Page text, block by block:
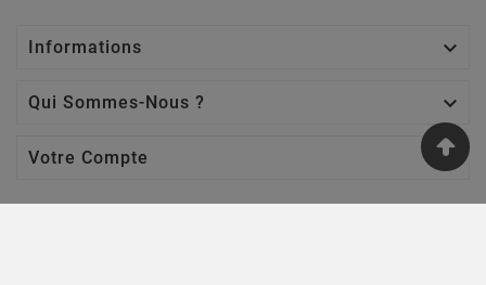
Informations 
Qui Sommes-Nous ? 
Votre Compte 